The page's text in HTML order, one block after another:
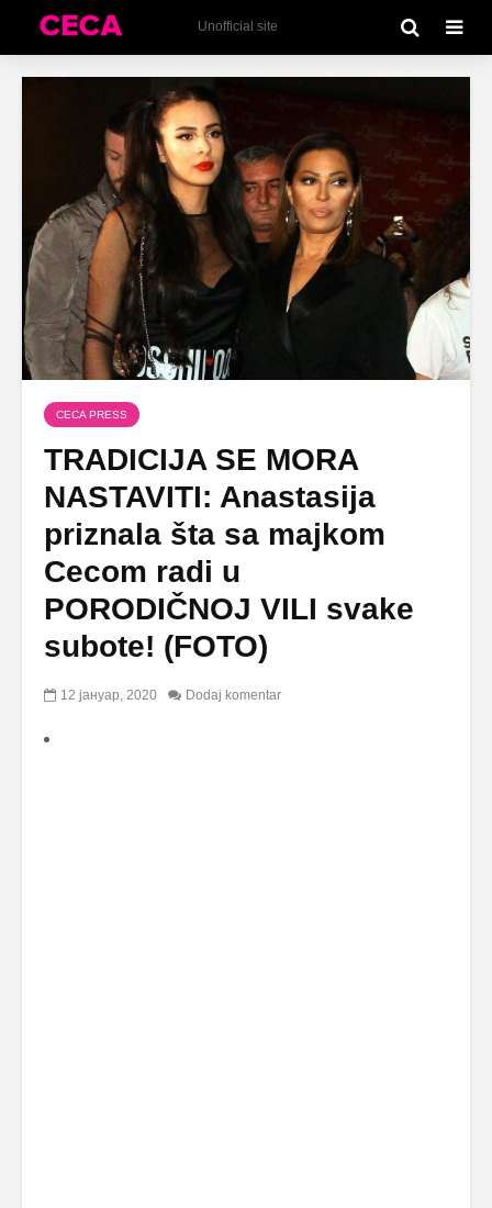
Unofficial site
CECA PRESS
TRADICIJA SE MORA
NASTAVITI: Anastasija
priznala šta sa majkom
Cecom radi u
PORODIČNOJ VILI svake
subote! (FOTO)
12 јануар, 2020 Dodaj komentar